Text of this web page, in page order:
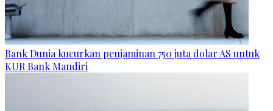
Bank Dunia kucurkan penjaminan 750 juta dolar AS untuk
KUR Bank Mandiri